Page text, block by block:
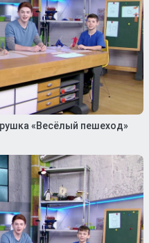
«Весёлый пешеход»